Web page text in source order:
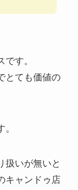
す。
とても価値の
扱いが無いと
キャンドゥ店